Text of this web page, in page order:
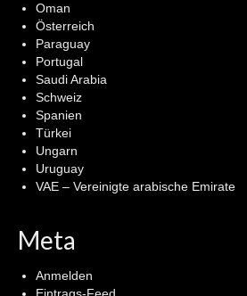
Oman
Österreich
Paraguay
Portugal
Saudi Arabia
Schweiz
Spanien
Türkei
Ungarn
Uruguay
VAE – Vereinigte arabische Emirate
Meta
Anmelden